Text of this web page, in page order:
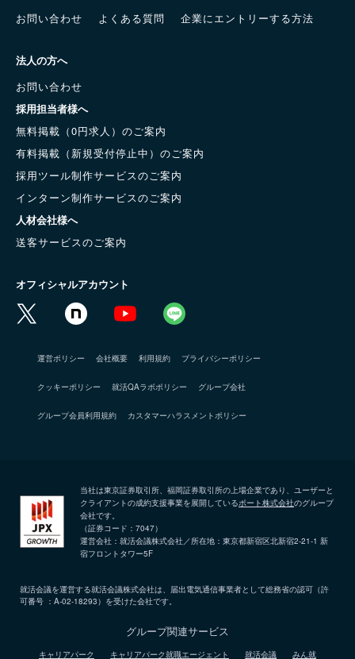
お問い合わせ
よくある質問 企業にエントリーする方法
法人の方へ
お問い合わせ
採用担当者様へ
無料掲載（0円求人）のご案内
有料掲載（新規受付停止中）のご案内
採用ツール制作サービスのご案内
インターン制作サービスのご案内
人材会社様へ
送客サービスのご案内
オフィシャルアカウント
運営ポリシー 会社概要 利用規約 プライバシーポリシー
クッキーポリシー 就活QAラボポリシー グループ会社
グループ会員利用規約 カスタマーハラスメントポリシー
当社は東京証券取引所、福岡証券取引所の上場企業であり、ユーザーと
クライアントの成約支援事業を展開しているポート株式会社のグループ
会社です。
（証券コード：7047）
運営会社：就活会議株式会社／所在地：東京都新宿区北新宿2-21-1 新
宿フロントタワー5F
就活会議を運営する就活会議株式会社は、届出電気通信事業者として総務省の認可（許
可番号 ：A-02-18293）を受けた会社です。